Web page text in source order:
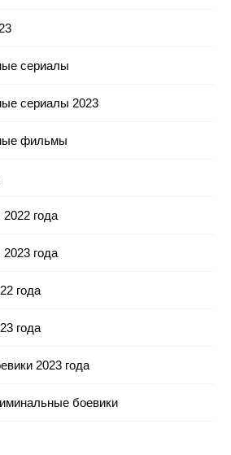
сериалы
сериалы 2023
фильмы
года
года
года
года
2023 года
боевики